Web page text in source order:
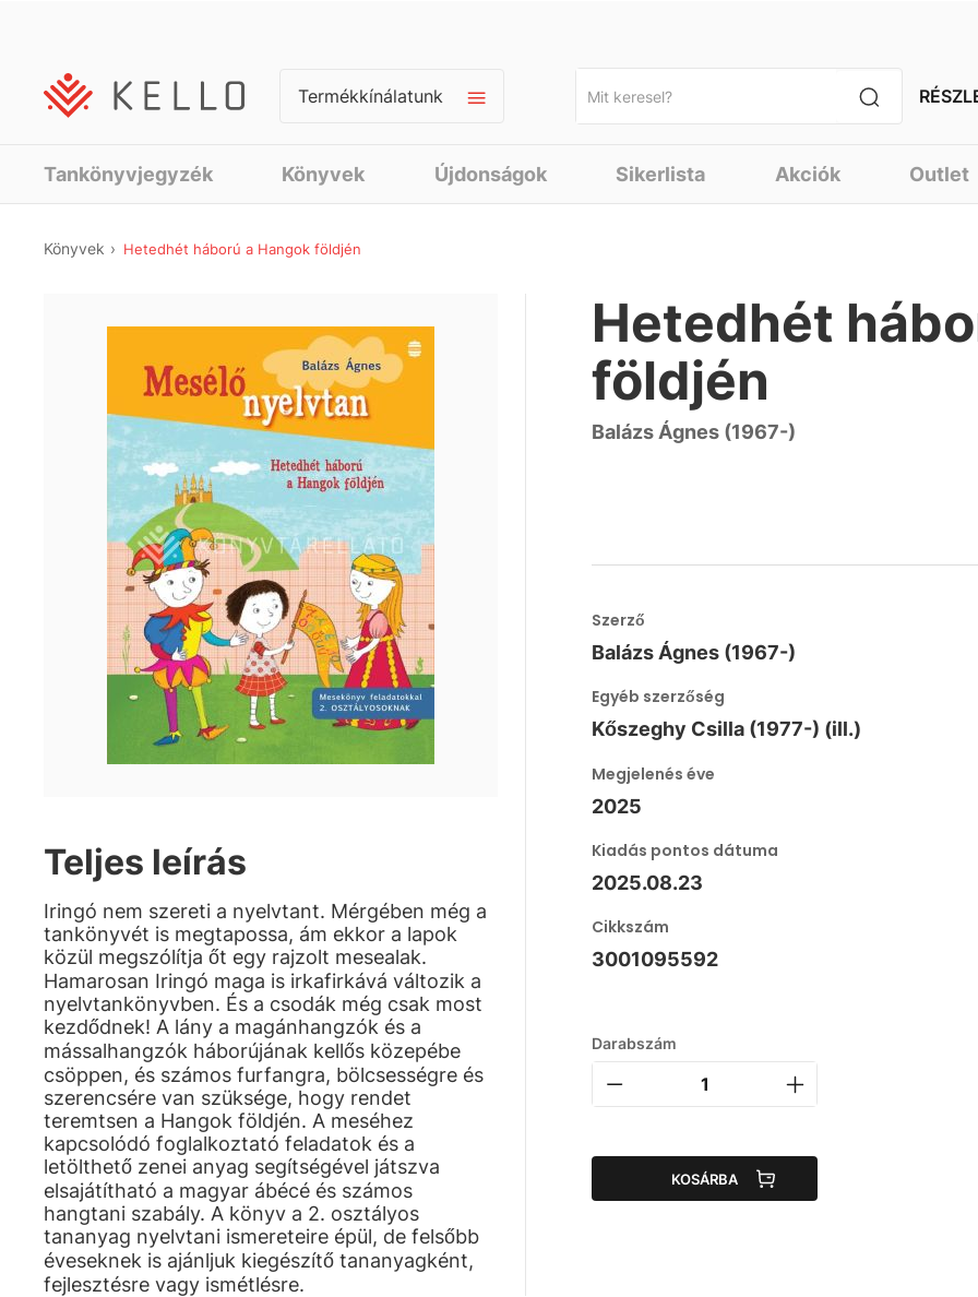
Termékkínálatunk
Tankönyvjegyzék Könyvek Újdonságok Sikerlista Akciók Outlet
Könyvek Hetedhét háború a Hangok földjén
Teljes leírás
Iringó nem szereti a nyelvtant. Mérgében még a
tankönyvét is megtapossa, ám ekkor a lapok
közül megszólítja őt egy rajzolt mesealak.
Hamarosan Iringó maga is irkafirkává változik a
nyelvtankönyvben. És a csodák még csak most
kezdődnek! A lány a magánhangzók és a
mássalhangzók háborújának kellős közepébe
csöppen, és számos furfangra, bölcsességre és
szerencsére van szüksége, hogy rendet
teremtsen a Hangok földjén. A meséhez
kapcsolódó foglalkoztató feladatok és a
letölthető zenei anyag segítségével játszva
elsajátítható a magyar ábécé és számos
hangtani szabály. A könyv a 2. osztályos
tananyag nyelvtani ismereteire épül, de felsőbb
éveseknek is ajánljuk kiegészítő tananyagként,
fejlesztésre vagy ismétlésre.
Hetedhét
földjén
Balázs Ágnes (1967-)
Szerző
Balázs Ágnes (1967-)
Egyéb szerzőség
Kőszeghy Csilla (1977-) (ill.)
Megjelenés éve
2025
Kiadás pontos dátuma
2025.08.23
Cikkszám
3001095592
Darabszám
KOSÁRBA